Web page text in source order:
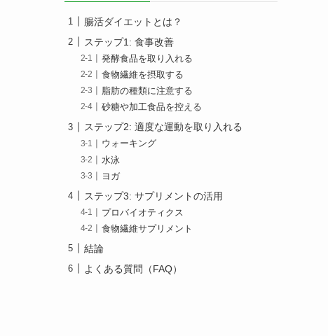
腸活ダイエットとは？
ステップ1: 食事改善
発酵食品を取り入れる
食物繊維を摂取する
脂肪の種類に注意する
砂糖や加工食品を控える
ステップ2: 適度な運動を取り入れる
ウォーキング
水泳
ヨガ
ステップ3: サプリメントの活用
プロバイオティクス
食物繊維サプリメント
結論
よくある質問（FAQ）